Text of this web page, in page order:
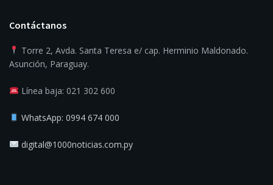
Contáctanos
Torre 2, Avda. Santa Teresa e/ cap. Herminio Maldonado.
Asunción, Paraguay.
Línea baja: 021 302 600
WhatsApp: 0994 674 000
digital@1000noticias.com.py